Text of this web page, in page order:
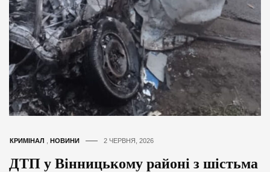
КРИМІНАЛ НОВИНИ 2 ЧЕРВНЯ, 2026
ДТП у Вінницькому районі з шістьма